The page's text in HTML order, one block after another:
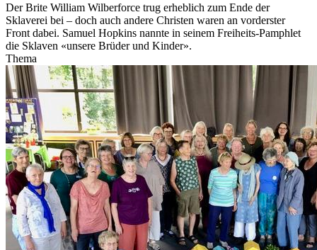
Der Brite William Wilberforce trug erheblich zum Ende der
Sklaverei bei – doch auch andere Christen waren an vorderster
Front dabei. Samuel Hopkins nannte in seinem Freiheits-Pamphlet
die Sklaven «unsere Brüder und Kinder».
Thema